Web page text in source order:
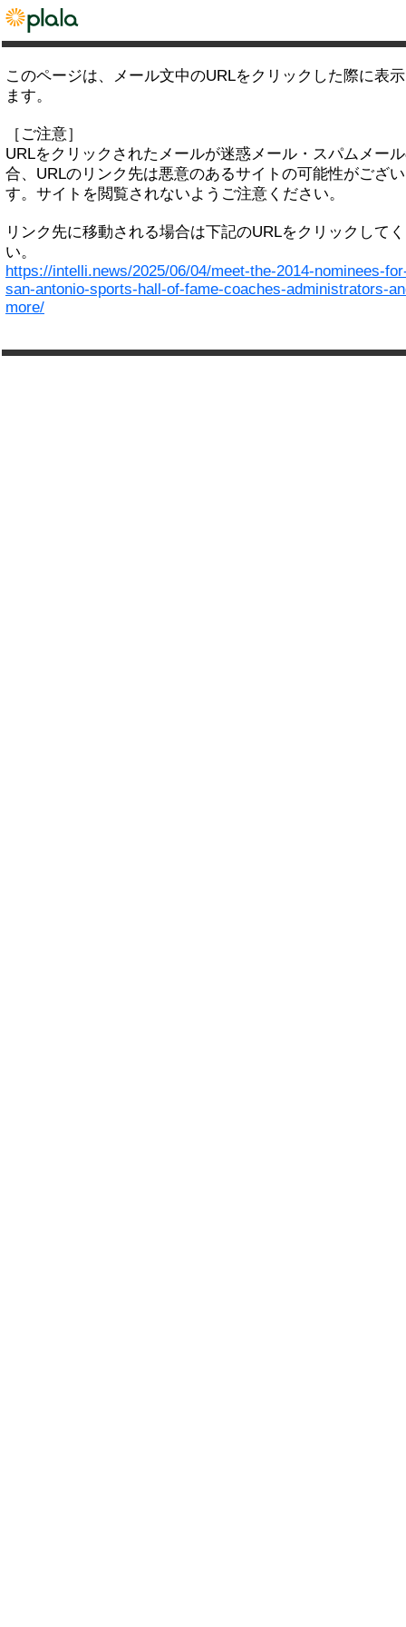
このページは、メール文中のURLをクリックした際に表
ます。
［ご注意］
URLをクリックされたメールが迷惑メール・スパムメー
合、URLのリンク先は悪意のあるサイトの可能性がござ
す。サイトを閲覧されないようご注意ください。
リンク先に移動される場合は下記のURLをクリックして
い。
https://intelli.news/2025/06/04/meet-the-2014-nominees-
san-antonio-sports-hall-of-fame-coaches-administrators-
more/